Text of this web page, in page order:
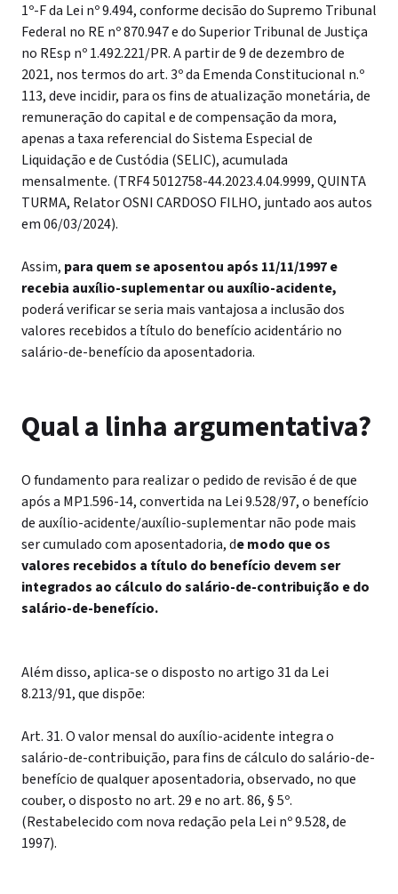
1º-F da Lei nº 9.494, conforme decisão do Supremo Tribunal
Federal no RE nº 870.947 e do Superior Tribunal de Justiça
no REsp nº 1.492.221/PR. A partir de 9 de dezembro de
2021, nos termos do art. 3º da Emenda Constitucional n.º
113, deve incidir, para os fins de atualização monetária, de
remuneração do capital e de compensação da mora,
apenas a taxa referencial do Sistema Especial de
Liquidação e de Custódia (SELIC), acumulada
mensalmente. (TRF4 5012758-44.2023.4.04.9999, QUINTA
TURMA, Relator OSNI CARDOSO FILHO, juntado aos autos
em 06/03/2024).
Assim, para quem se aposentou após 11/11/1997 e
recebia auxílio-suplementar ou auxílio-acidente,
poderá verificar se seria mais vantajosa a inclusão dos
valores recebidos a título do benefício acidentário no
salário-de-benefício da aposentadoria.
Qual a linha argumentativa?
O fundamento para realizar o pedido de revisão é de que
após a MP1.596-14, convertida na Lei 9.528/97, o benefício
de auxílio-acidente/auxílio-suplementar não pode mais
ser cumulado com aposentadoria, de modo que os
valores recebidos a título do benefício devem ser
integrados ao cálculo do salário-de-contribuição e do
salário-de-benefício.
Além disso, aplica-se o disposto no artigo 31 da Lei
8.213/91, que dispõe:
Art. 31. O valor mensal do auxílio-acidente integra o
salário-de-contribuição, para fins de cálculo do salário-de-
benefício de qualquer aposentadoria, observado, no que
couber, o disposto no art. 29 e no art. 86, § 5º.
(Restabelecido com nova redação pela Lei nº 9.528, de
1997).